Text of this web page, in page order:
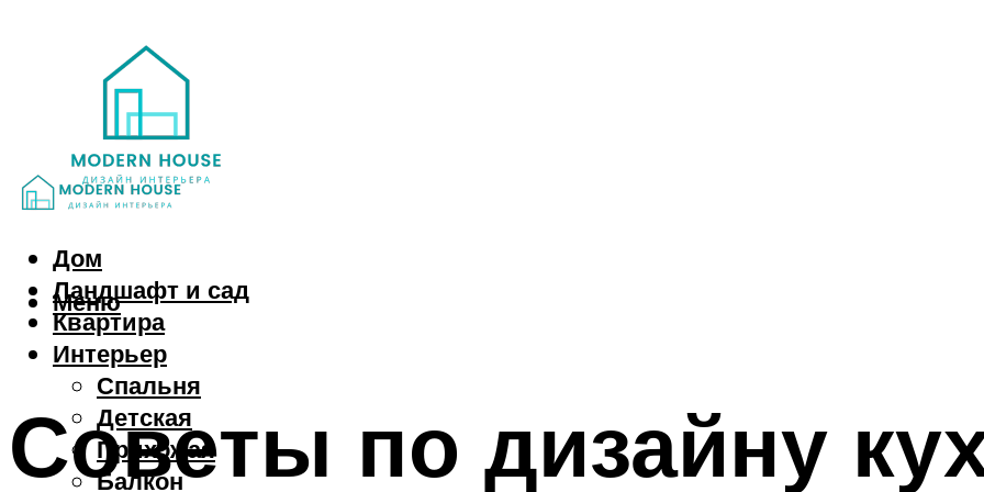
Дом
Ландшафт и сад
Квартира
Интерьер
Спальня
Детская
Прихожая
Балкон
Меню
Советы по дизайну